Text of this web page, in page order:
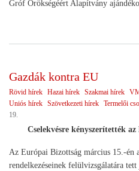
Gróf Örökségéért Alapítvány
Gazdák kontra EU
Rövid hírek Hazai hírek Szakmai hírek
Uniós hírek Szövetkezeti hírek Termelői
19.
Cselekvésre kényszerítették
Az Európai Bizottság március 15.-én
rendelkezéseinek felülvizsgálatára